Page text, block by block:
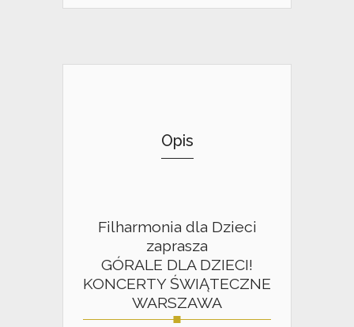
Opis
Filharmonia dla Dzieci
zaprasza
GÓRALE DLA DZIECI!
KONCERTY ŚWIĄTECZNE
WARSZAWA